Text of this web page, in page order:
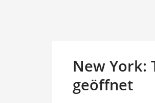
New York:
geöffnet